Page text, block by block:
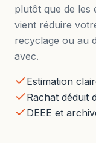
plutôt que de les
vient réduire
recyclage ou au
avec.
Estimation
Rachat déduit
DEEE et